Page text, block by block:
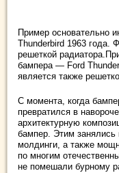
Пример основательно
Thunderbird 1963 года.
решеткой
бампера — Ford
является также
С момента, когда
превратился в
архитектурную
бампер. Этим занялись
молдинги, а также
по многим
не помешали бурному